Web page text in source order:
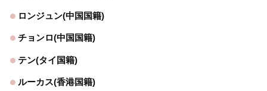
ロンジュン(中国国籍)
チョンロ(中国国籍)
テン(タイ国籍)
ルーカス(香港国籍)